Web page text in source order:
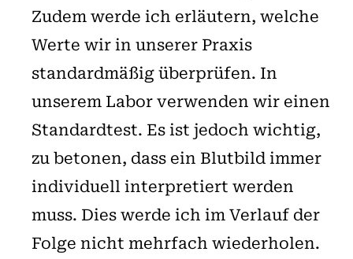
Zudem werde ich erläutern, welche
Werte wir in unserer Praxis
standardmäßig überprüfen. In
unserem Labor verwenden wir einen
Standardtest. Es ist jedoch wichtig,
zu betonen, dass ein Blutbild immer
individuell interpretiert werden
muss. Dies werde ich im Verlauf der
Folge nicht mehrfach wiederholen.